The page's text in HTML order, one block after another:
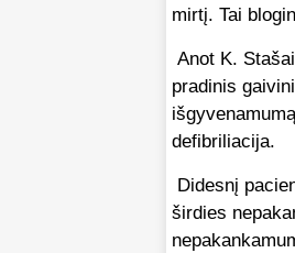
mirtį. Tai
Anot K.
pradinis
defibriliacija.
Didesnį
širdies